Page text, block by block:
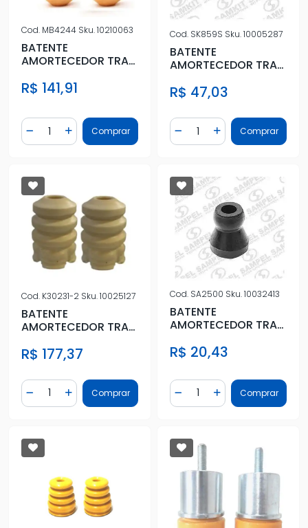
Cod. MB4244 Sku.10210063
BATENTE
AMORTECEDOR TRAS
2012/
R$ 141,91
Diminuir Quantidade
Quantidade
Adicionar Quantidade
Comprar
Cod. SK859S Sku.10005287
BATENTE
AMORTECEDOR TRAS
2012
R$ 47,03
Diminuir Quantidade
Quantidade
AdicionarComprar
Cod. K30231-2 Sku.10025127
BATENTE
AMORTECEDOR TRAS
2018 ACIMA
R$ 177,37
Diminuir Quantidade
Quantidade
Adicionar Quantidade
Comprar
Cod. SA2500 Sku.10032413
BATENTE
AMORTECEDOR TRAS
R$ 20,43
Diminuir Quantidade
Quantidade
AdicionarComprar